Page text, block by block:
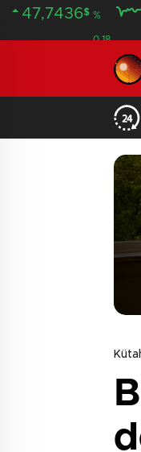
47,7436$ %
0.18